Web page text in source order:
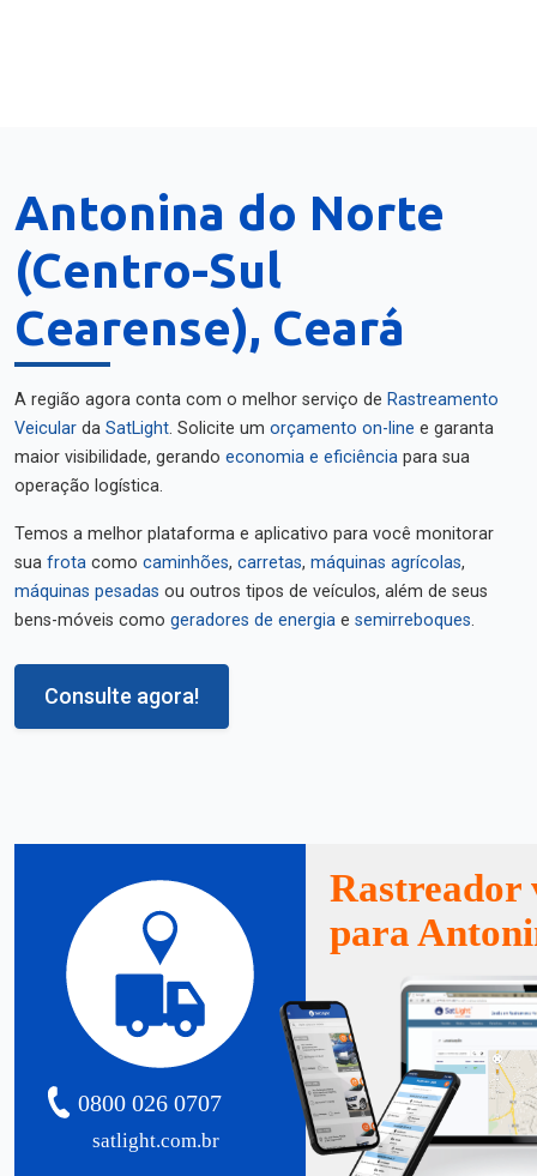
Antonina do Norte
(Centro-Sul
Cearense), Ceará
A região agora conta com o melhor serviço de Rastreamento
Veicular da SatLight. Solicite um orçamento on-line e garanta
maior visibilidade, gerando economia e eficiência para sua
operação logística.
Temos a melhor plataforma e aplicativo para você monitorar
sua frota como caminhões, carretas, máquinas agrícolas,
máquinas pesadas ou outros tipos de veículos, além de seus
bens-móveis como geradores de energia e semirreboques.
Consulte agora!
satlight.com.br
0800 026 0707
Rastreador
para